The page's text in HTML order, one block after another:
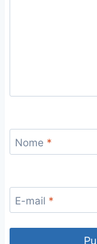
Nome *
E-mail *